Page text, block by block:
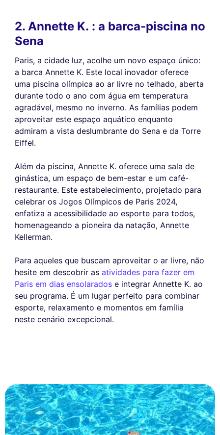
2. Annette K. : a barca-piscina no
Sena
Paris, a cidade luz, acolhe um novo espaço único:
a barca Annette K. Este local inovador oferece
uma piscina olímpica ao ar livre no telhado, aberta
durante todo o ano com água em temperatura
agradável, mesmo no inverno. As famílias podem
aproveitar este espaço aquático enquanto
admiram a vista deslumbrante do Sena e da Torre
Eiffel.
Além da piscina, Annette K. oferece uma sala de
ginástica, um espaço de bem-estar e um café-
restaurante. Este estabelecimento, projetado para
celebrar os Jogos Olímpicos de Paris 2024,
enfatiza a acessibilidade ao esporte para todos,
homenageando a pioneira da natação, Annette
Kellerman.
Para aqueles que buscam aproveitar o ar livre, não
hesite em descobrir as atividades para fazer em
Paris em dias ensolarados e integrar Annette K. ao
seu programa. É um lugar perfeito para combinar
esporte, relaxamento e momentos em família
neste cenário excepcional.